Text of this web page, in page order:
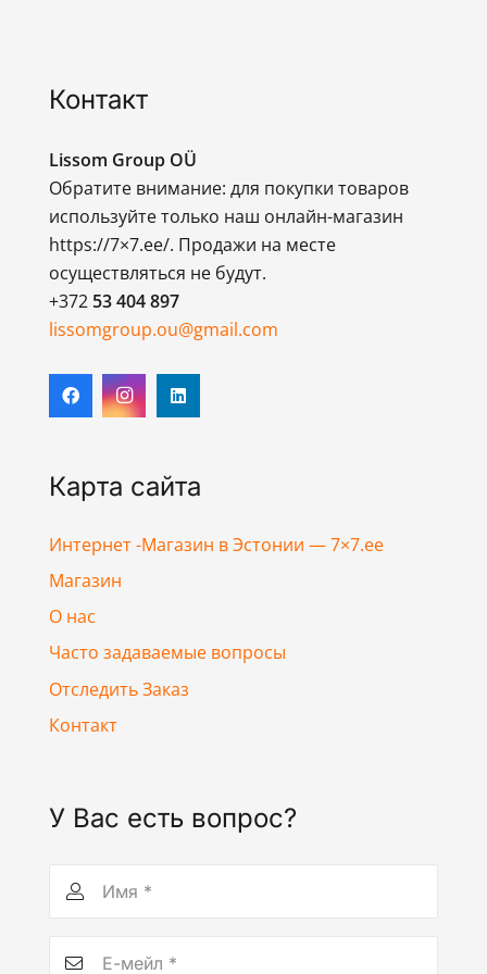
Контакт
Lissom Group OÜ
Обратите внимание: для покупки товаров
используйте только наш онлайн-магазин
https://7×7.ee/. Продажи на месте
осуществляться не будут.
+372 53 404 897
lissomgroup.ou@gmail.com
Карта сайта
Интернет -Магазин в Эстонии — 7×7.ee
Магазин
О нас
Часто задаваемые вопросы
Отследить Заказ
Контакт
У Вас есть вопрос?